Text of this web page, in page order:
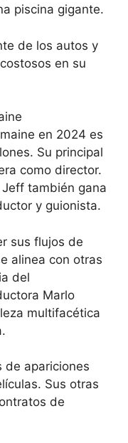
piscina gigante.
de los autos y
en su
en 2024 es
Su principal
como director.
también gana
y guionista.
sus flujos de
alinea con otras
del
Marlo
multifacética
de apariciones
Sus otras
de